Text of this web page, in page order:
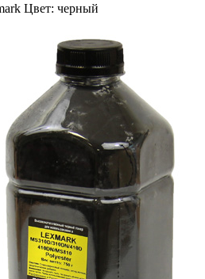
Цвет: черный